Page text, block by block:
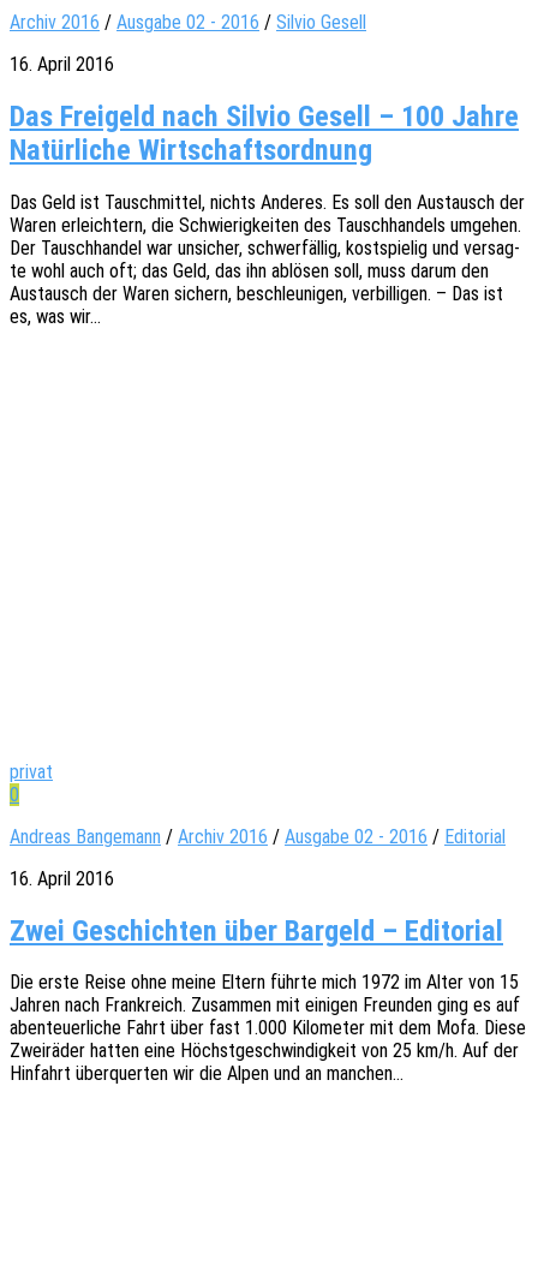
Archiv 2016 / Ausgabe 02 - 2016 / Silvio Gesell
16. April 2016
Das Freigeld nach Silvio Gesell – 100 Jahre
Natürliche Wirtschaftsordnung
Das Geld ist Tausch­mit­tel, nichts Ande­res. Es soll den Austausch der
Waren erleich­tern, die Schwie­rig­kei­ten des Tausch­han­dels umge­hen.
Der Tausch­han­del war unsi­cher, schwer­fäl­lig, kost­spie­lig und versag­
te wohl auch oft; das Geld, das ihn ablö­sen soll, muss darum den
Austausch der Waren sichern, beschleu­ni­gen, verbil­li­gen. – Das ist
es, was wir…
privat
0
Andreas Bangemann / Archiv 2016 / Ausgabe 02 - 2016 / Editorial
16. April 2016
Zwei Geschichten über Bargeld – Editorial
Die erste Reise ohne meine Eltern führte mich 1972 im Alter von 15
Jahren nach Frank­reich. Zusam­men mit eini­gen Freun­den ging es auf
aben­teu­er­li­che Fahrt über fast 1.000 Kilo­me­ter mit dem Mofa. Diese
Zwei­rä­der hatten eine Höchst­ge­schwin­dig­keit von 25 km/h. Auf der
Hinfahrt über­quer­ten wir die Alpen und an manchen…